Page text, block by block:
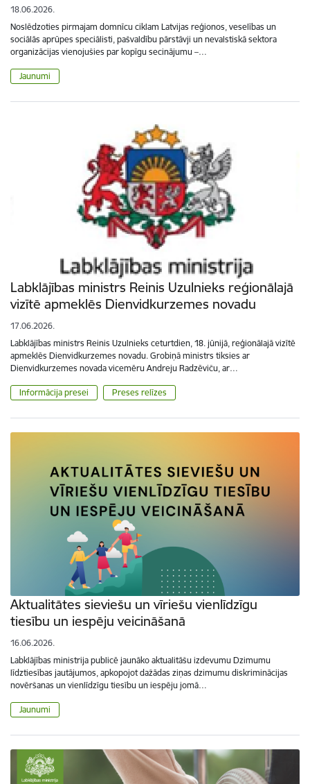
18.06.2026.
Noslēdzoties pirmajam domnīcu ciklam Latvijas reģionos, veselības un
sociālās aprūpes speciālisti, pašvaldību pārstāvji un nevalstiskā sektora
organizācijas vienojušies par kopīgu secinājumu –…
Jaunumi
Labklājības ministrs Reinis Uzulnieks reģionālajā
vizītē apmeklēs Dienvidkurzemes novadu
17.06.2026.
Labklājības ministrs Reinis Uzulnieks ceturtdien, 18. jūnijā, reģionālajā vizītē
apmeklēs Dienvidkurzemes novadu. Grobiņā ministrs tiksies ar
Dienvidkurzemes novada vicemēru Andreju Radzēviču, ar…
Informācija presei Preses relīzes
Aktualitātes sieviešu un vīriešu vienlīdzīgu
tiesību un iespēju veicināšanā
16.06.2026.
Labklājības ministrija publicē jaunāko aktualitāšu izdevumu Dzimumu
līdztiesības jautājumos, apkopojot dažādas ziņas dzimumu diskriminācijas
novēršanas un vienlīdzīgu tiesību un iespēju jomā…
Jaunumi